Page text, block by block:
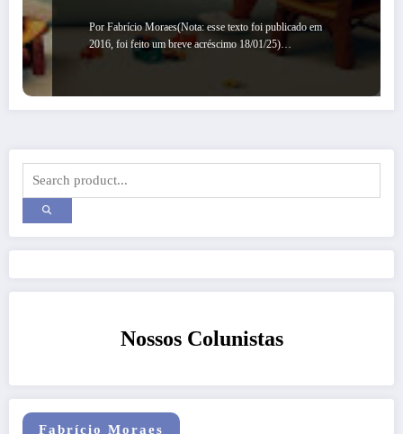
Por Fabrício Moraes(Nota: esse texto foi publicado em
2016, foi feito um breve acréscimo 18/01/25)…
Nossos Colunistas
Fabrício Moraes